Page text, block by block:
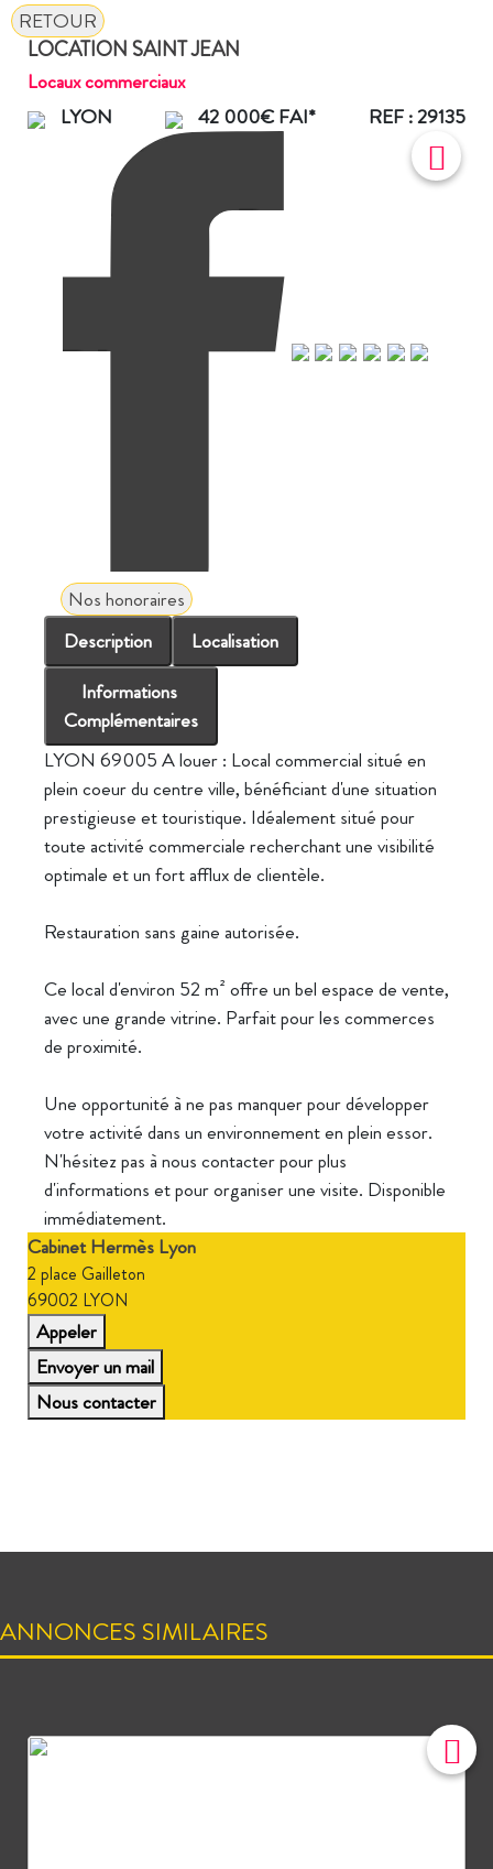
RETOUR
LOCATION SAINT JEAN
Locaux commerciaux
LYON
42 000€ FAI* REF : 29135
Nos honoraires
Description
Localisation
Informations
Complémentaires
LYON 69005 A louer : Local commercial situé en
plein coeur du centre ville, bénéficiant d'une situation
prestigieuse et touristique. Idéalement situé pour
toute activité commerciale recherchant une visibilité
optimale et un fort afflux de clientèle.
Restauration sans gaine autorisée.
Ce local d'environ 52 m² offre un bel espace de vente,
avec une grande vitrine. Parfait pour les commerces
de proximité.
Une opportunité à ne pas manquer pour développer
votre activité dans un environnement en plein essor.
N'hésitez pas à nous contacter pour plus
d'informations et pour organiser une visite. Disponible
immédiatement.
Cabinet Hermès Lyon
2 place Gailleton
69002 LYON
Appeler
Envoyer un mail
Nous contacter
ANNONCES SIMILAIRES